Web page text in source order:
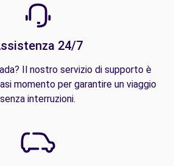
24/7
Il nostro servizio di supporto è
momento per garantire un viaggio
senza interruzioni.